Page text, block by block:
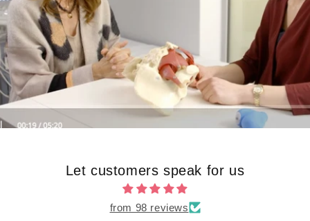
Let customers speak for us
from 98 reviews